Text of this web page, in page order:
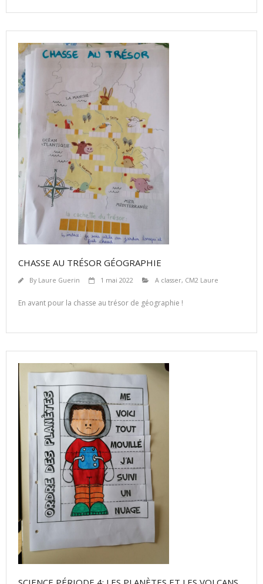
CHASSE AU TRÉSOR GÉOGRAPHIE
By Laure Guerin 1 mai 2022 A classer, CM2 Laure
En avant pour la chasse au trésor de géographie !